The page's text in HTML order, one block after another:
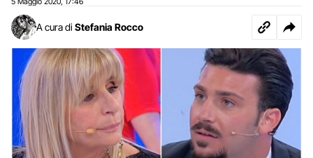
A cura di Stefania Rocco